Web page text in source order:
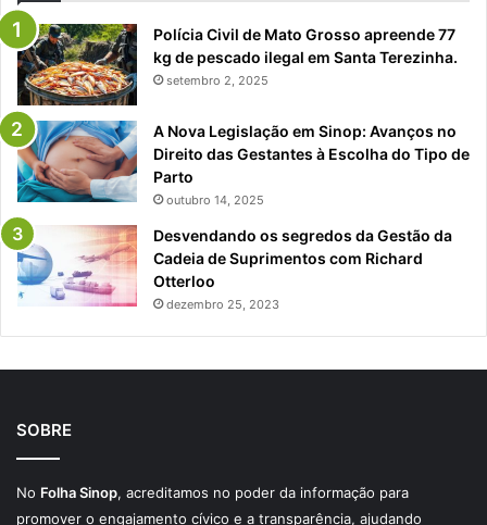
Polícia Civil de Mato Grosso apreende 77
kg de pescado ilegal em Santa Terezinha.
setembro 2, 2025
A Nova Legislação em Sinop: Avanços no
Direito das Gestantes à Escolha do Tipo de
Parto
outubro 14, 2025
Desvendando os segredos da Gestão da
Cadeia de Suprimentos com Richard
Otterloo
dezembro 25, 2023
SOBRE
No Folha Sinop, acreditamos no poder da informação para
promover o engajamento cívico e a transparência, ajudando